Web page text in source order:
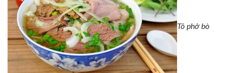
Tô phở bò